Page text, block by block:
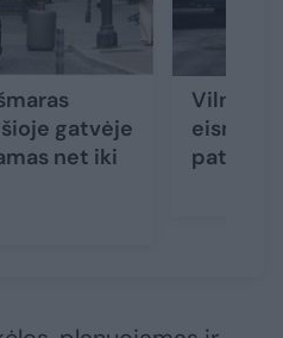
gatvėje
net iki
Vilniaus
eismas
pat